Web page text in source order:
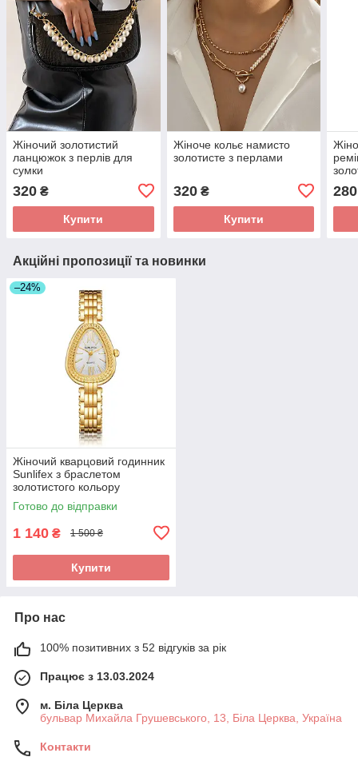
Жіночий золотистий
ланцюжок з перлів для
сумки
320 ₴
Купити
Жіноче кольє намисто
золотисте з перлами
320₴
Купити
280
Акційні пропозиції та новинки
–24%
Жіночий кварцовий годинник
Sunlifex з браслетом
золотистого кольору
Готово до відправки
1 140 ₴ 1 500 ₴
Купити
Про нас
100% позитивних з 52 відгуків за рік
Працює з 13.03.2024
м. Біла Церква
бульвар Михайла Грушевського, 13, Біла Церква, Україна
Контакти